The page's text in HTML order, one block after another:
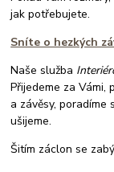
jak potřebujete.
Sníte o hezkých
Naše služba
Přijedeme za Vámi,
a závěsy, poradíme
ušijeme.
Šitím záclon se